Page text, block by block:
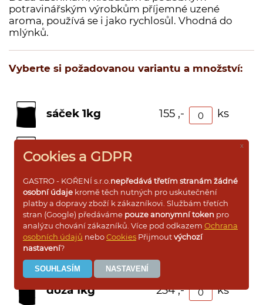
Dárkové dřevěné kazety s kořením
Dárkové krabičky a rukávy s kořením
Přihlášení pro VO
potravinářským výrobkům příjemné uzené
aroma, používá se i jako rychlosůl. Vhodná do
mlýnků.
Vyberte si požadovanou variantu a množství:
sáček 1kg 155 ,- ks
sáček 500g
sáček 250g 47 ,- ks
sáček 100g 38 ,- ks
sáček 50g
dóza 1kg 234 ,- ks
x
Cookies a GDPR
GASTRO - KOŘENÍ s.r.o. nepředává třetím stranám žádné
osobní údaje kromě těch nutných pro uskutečnění
platby a dopravy zboží k zákazníkovi. Službám třetích
stran (Google) předáváme pouze anonymní token pro
analýzu chování zákazníků. Více pod odkazem Ochrana
osobních údajů neboCookies Přijmoutvýchozí
nastavení?